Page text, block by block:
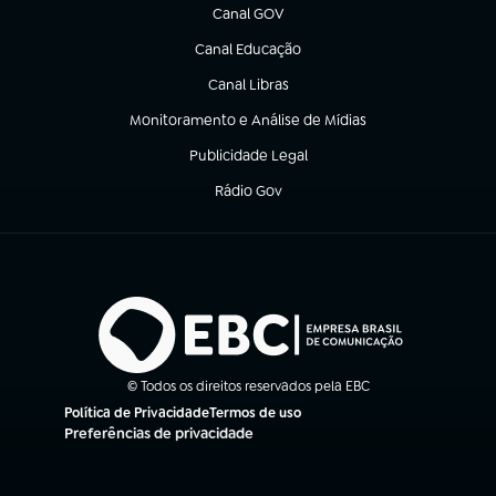
Canal GOV
(abre em nova aba)
Canal Educação
(abre em nova aba)
Canal Libras
(abre em nova aba)
Monitoramento e Análise de Mídias
(abre em nova aba)
Publicidade Legal
(abre em nova aba)
Rádio Gov
(abre em nova aba)
© Todos os direitos reservados pela EBC
Política de Privacidade
(abre em nova aba)
Termos de uso
(abre em nova aba)
Preferências de privacidade